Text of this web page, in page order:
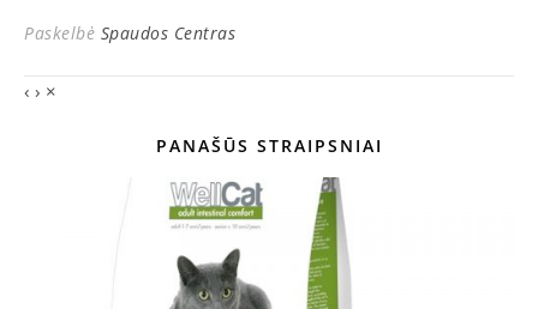
Paskelbė Spaudos Centras
‹ › ×
PANAŠŪS STRAIPSNIAI